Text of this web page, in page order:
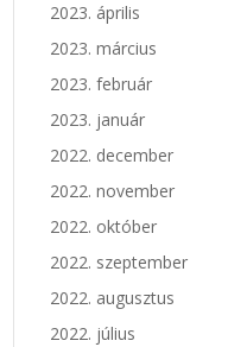
2023. április
2023. március
2023. február
2023. január
2022. december
2022. november
2022. október
2022. szeptember
2022. augusztus
2022. július